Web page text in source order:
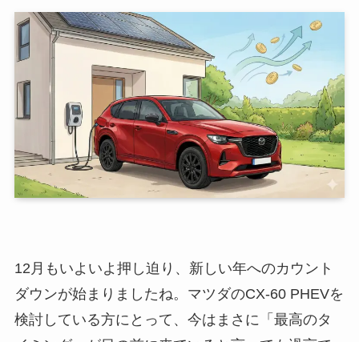
12月もいよいよ押し迫り、新しい年へのカウント
ダウンが始まりましたね。マツダのCX-60 PHEVを
検討している方にとって、今はまさに「最高のタ